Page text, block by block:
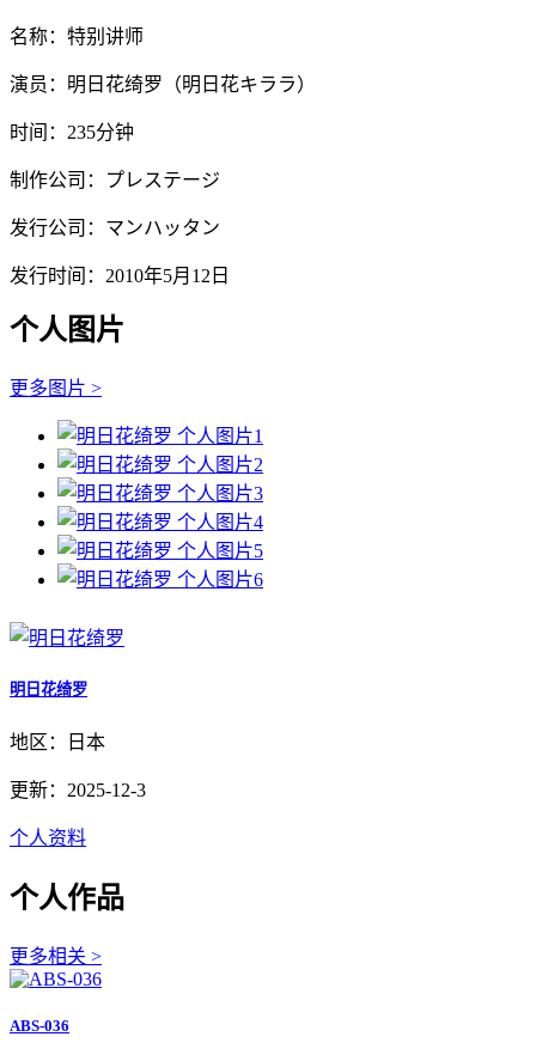
名称：特别讲师
演员：明日花绮罗（明日花キララ）
时间：235分钟
制作公司：プレステージ
发行公司：マンハッタン
发行时间：2010年5月12日
个人图片
更多图片 >
明日花绮罗
地区：日本
更新：2025-12-3
个人资料
个人作品
更多相关 >
ABS-036